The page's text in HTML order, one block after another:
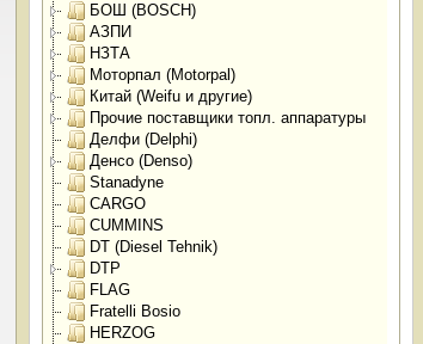
БОШ (BOSCH)
АЗПИ
НЗТА
Моторпал (Motorpal)
Китай (Weifu и другие)
Прочие поставщики топл. аппаратуры
Делфи (Delphi)
Денсо (Denso)
Stanadyne
CARGO
CUMMINS
DT (Diesel Tehnik)
DTP
FLAG
Fratelli Bosio
HERZOG